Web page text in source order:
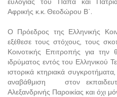
Αφρικής κ.κ. Θεοδώρου Β΄.
Ο Πρόεδρος της Ελληνικής
εξέθεσε τους στόχους, τους
Κοινοτικής Επιτροπής για την
ιδρύματος εντός του Ελληνικού
ιστορικά κτηριακά
αναβάθμιση στον
Αλεξανδρινής Παροικίας και όχι